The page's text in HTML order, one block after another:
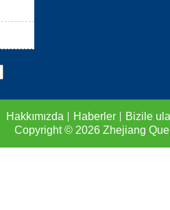
Hakkımızda Haberler
Bizile
Copyright © 2026Zhejiang